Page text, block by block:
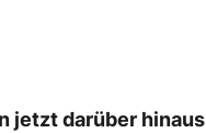
jetzt darüber hinaus